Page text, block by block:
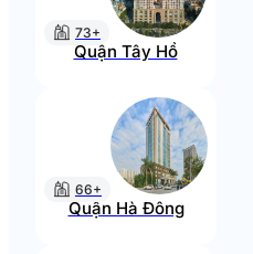
73+
Quận Tây Hồ
66+
Quận Hà Đông